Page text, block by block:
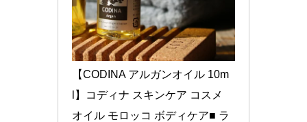
【CODINA アルガンオイル 10m
l】コディナ スキンケア コスメ
オイル モロッコ ボディケア■ ラ